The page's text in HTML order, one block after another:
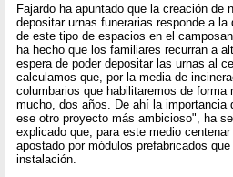
Fajardo ha apuntado que la creación de
depositar urnas funerarias responde a
de este tipo de espacios en el
ha hecho que los familiares recurran a
espera de poder depositar las urnas al
calculamos que, por la media de
columbarios que habilitaremos de
mucho, dos años. De ahí la importancia
ese otro proyecto más ambicioso", ha
explicado que, para este medio
apostado por módulos prefabricados
instalación.